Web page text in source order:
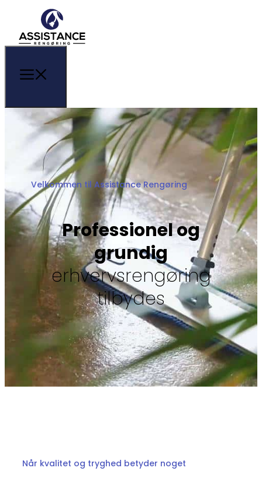
Velkommen til Assistance Rengøring
Professionel og
grundig
erhvervsrengøring
tilbydes
Når kvalitet og tryghed betyder noget